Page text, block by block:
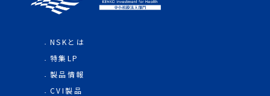
NSKとは
特集LP
製品情報
CVI製品